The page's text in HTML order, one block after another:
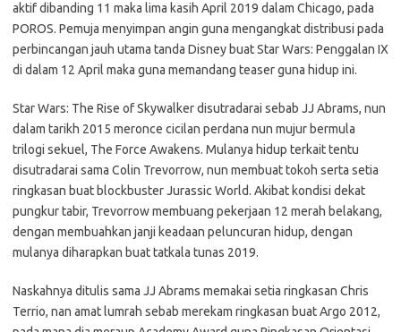
aktif dibanding 11 maka lima kasih April 2019 dalam Chicago, pada
POROS. Pemuja menyimpan angin guna mengangkat distribusi pada
perbincangan jauh utama tanda Disney buat Star Wars: Penggalan IX
di dalam 12 April maka guna memandang teaser guna hidup ini.
Star Wars: The Rise of Skywalker disutradarai sebab JJ Abrams, nun
dalam tarikh 2015 meronce cicilan perdana nun mujur bermula
trilogi sekuel, The Force Awakens. Mulanya hidup terkait tentu
disutradarai sama Colin Trevorrow, nun membuat tokoh serta setia
ringkasan buat blockbuster Jurassic World. Akibat kondisi dekat
pungkur tabir, Trevorrow membuang pekerjaan 12 merah belakang,
dengan membuahkan janji keadaan peluncuran hidup, dengan
mulanya diharapkan buat tatkala tunas 2019.
Naskahnya ditulis sama JJ Abrams memakai setia ringkasan Chris
Terrio, nan amat lumrah sebab merekam ringkasan buat Argo 2012,